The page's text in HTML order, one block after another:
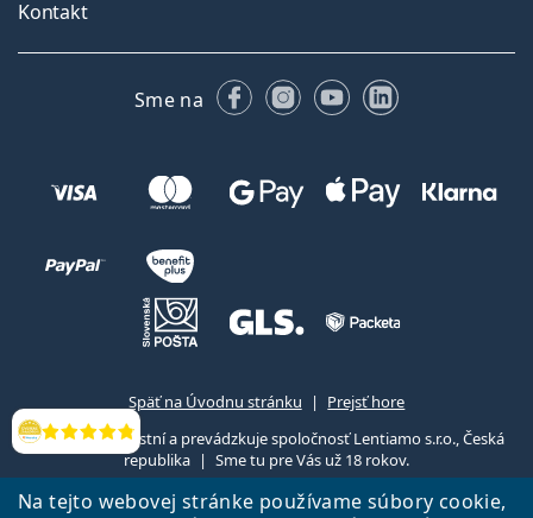
Na tejto webovej stránke používame súbory cookie,
Hodnotenia
Kontakt
Sme na FacebookuInstagrame
YouTubeLinkedIn
Späť na Úvodnu stránku
Prejsť hore
Lentiamo.sk vlastní a prevádzkuje spoločnosť Lentiamo s.r.o., Česká
republika
Sme tu pre Vás už 18 rokov.